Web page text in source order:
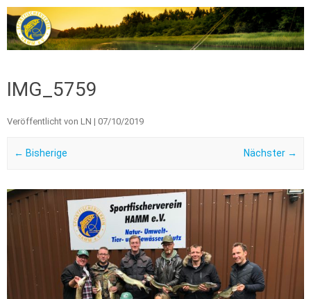
IMG_5759
Veröffentlicht von LN | 07/10/2019
← Bisherige Nächster →